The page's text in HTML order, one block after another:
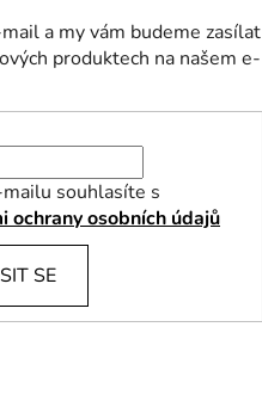
a my vám budeme zasílat
produktech na našem e-
souhlasíte s
ochrany osobních údajů
SE